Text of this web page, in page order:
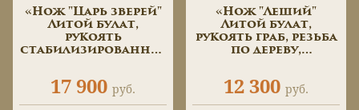
«Нож "Царь зверей"
Литой булат,
рукоять
стабилизированная
металлу»
17 900 руб.
«Нож "Леший"
Литой булат,
рукоять граб, резьба
по дереву,
12 300 руб.